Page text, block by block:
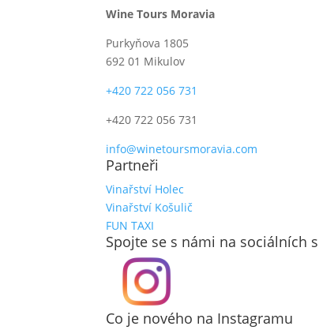
Wine Tours Moravia
Purkyňova 1805
692 01 Mikulov
+420 722 056 731
+420 722 056 731
info@winetoursmoravia.com
Partneři
Vinařství Holec
Vinařství Košulič
FUN TAXI
Spojte se s námi na sociálních
Co je nového na Instagramu